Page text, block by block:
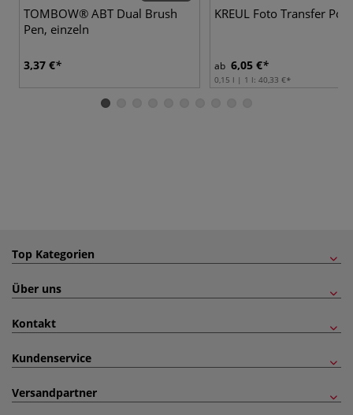
TOMBOW® ABT Dual Brush
Pen, einzeln
3,37 €
KREUL Foto Transfer
ab 6,05 €
0,15 l | 1 l: 40,33 €
Top Kategorien
Über uns
Kontakt
Kundenservice
Versandpartner